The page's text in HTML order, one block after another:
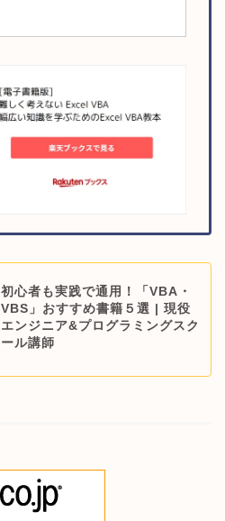
初心者も実践で通用！「VBA・
VBS」おすすめ書籍５選 | 現役
エンジニア&プログラミングスク
ール講師